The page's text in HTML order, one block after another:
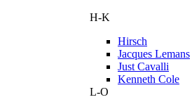
H-K
Hirsch
Jacques Lemans
Just Cavalli
Kenneth Cole
L-O